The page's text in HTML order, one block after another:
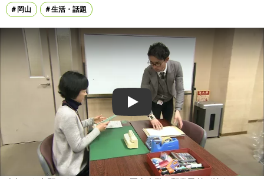
岡山
生活・話題
Play